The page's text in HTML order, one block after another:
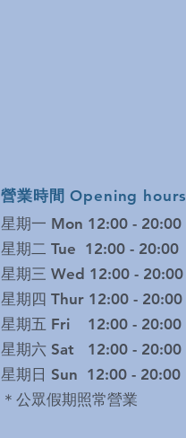
營業時間 Opening hours
星期一 Mon 12:00 - 20:00
星期二 Tue 12:00 - 20:00
星期三 Wed 12:00 - 20:00
星期四 Thur 12:00 - 20:00
星期五 Fri 12:00 - 20:00
星期六 Sat 12:00 - 20:00
星期日 Sun 1 2:00 - 20:00
＊公眾假期照常營業